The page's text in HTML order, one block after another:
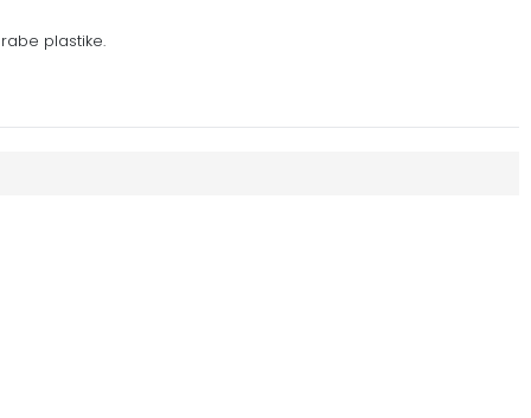
plastike.